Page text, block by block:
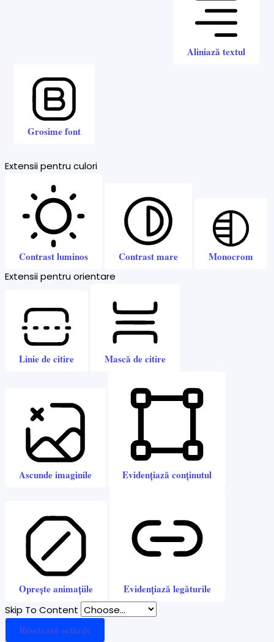
Aliniază textul
Grosime font
Extensii pentru culori
Contrast luminos Contrast mare Monocrom
Extensii pentru orientare
Linie de citire Mască de citire
Ascunde imaginile Evidențiază conținutul
Oprește animațiile Evidențiază legăturile
Skip To Content
Resetează setările